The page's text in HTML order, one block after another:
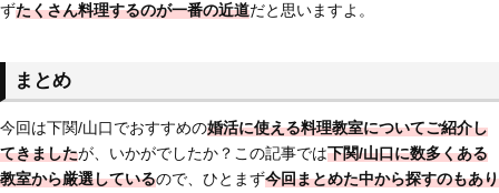
ずたくさん料理するのが一番の近道だと思いますよ。
まとめ
今回は下関/山口でおすすめの婚活に使える料理教室についてご紹介し
てきましたが、いかがでしたか？この記事では下関/山口に数多くある
教室から厳選しているので、ひとまず今回まとめた中から探すのもあり